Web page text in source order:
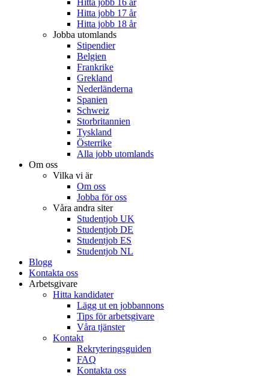
Hitta jobb 16 år
Hitta jobb 17 år
Hitta jobb 18 år
Jobba utomlands
Stipendier
Belgien
Frankrike
Grekland
Nederländerna
Spanien
Schweiz
Storbritannien
Tyskland
Österrike
Alla jobb utomlands
Om oss
Vilka vi är
Om oss
Jobba för oss
Våra andra siter
Studentjob UK
Studentjob DE
Studentjob ES
Studentjob NL
Blogg
Kontakta oss
Arbetsgivare
Hitta kandidater
Lägg ut en jobbannons
Tips för arbetsgivare
Våra tjänster
Kontakt
Rekryteringsguiden
FAQ
Kontakta oss